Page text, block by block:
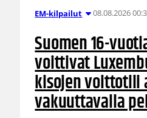
EM-kilpailut 08.08.2026
Suomen 16-
voittivat
kisojen voittotili
vakuuttavalla